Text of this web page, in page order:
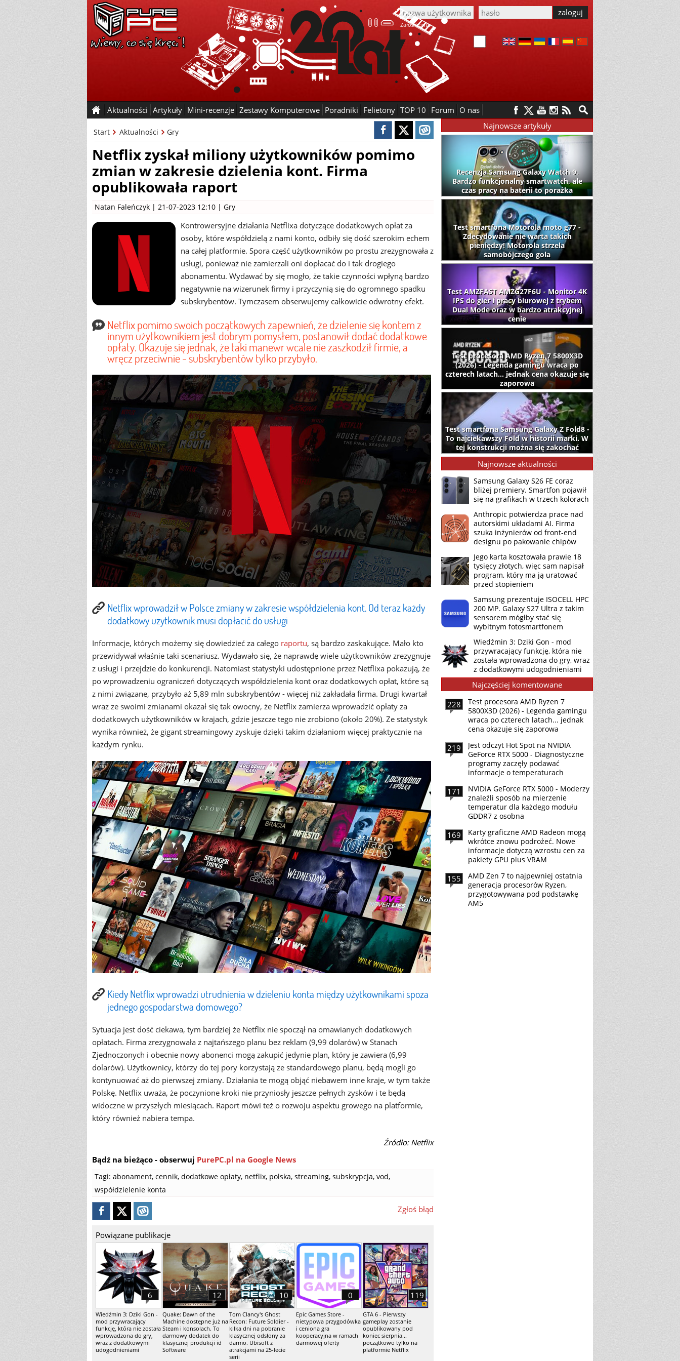
Załóż konto
Aktualności Artykuły Mini-recenzje Zestawy Komputerowe Poradniki Felietony TOP 10 Forum O nas
Start Aktualności Gry
Netflix zyskał miliony użytkowników pomimo
zmian w zakresie dzielenia kont. Firma
opublikowała raport
Natan Faleńczyk | 21-07-2023 12:10 | Gry
Kontrowersyjne działania Netflixa dotyczące dodatkowych opłat za
osoby, które współdzielą z nami konto, odbiły się dość szerokim echem
na całej platformie. Spora część użytkowników po prostu zrezygnowała z
usługi, ponieważ nie zamierzali oni dopłacać do i tak drogiego
abonamentu. Wydawać by się mogło, że takie czynności wpłyną bardzo
negatywnie na wizerunek firmy i przyczynią się do ogromnego spadku
subskrybentów. Tymczasem obserwujemy całkowicie odwrotny efekt.
Netflix pomimo swoich początkowych zapewnień, że dzielenie się kontem z
innym użytkownikiem jest dobrym pomysłem, postanowił dodać dodatkowe
opłaty. Okazuje się jednak, że taki manewr wcale nie zaszkodził firmie, a
wręcz przeciwnie - subskrybentów tylko przybyło.
Netflix wprowadził w Polsce zmiany w zakresie współdzielenia kont. Od teraz każdy
dodatkowy użytkownik musi dopłacić do usługi
Informacje, których możemy się dowiedzieć za całego raportu, są bardzo zaskakujące. Mało kto
przewidywał właśnie taki scenariusz. Wydawało się, że naprawdę wiele użytkowników zrezygnuje
z usługi i przejdzie do konkurencji. Natomiast statystyki udostępnione przez Netflixa pokazują, że
po wprowadzeniu ograniczeń dotyczących współdzielenia kont oraz dodatkowych opłat, które są
z nimi związane, przybyło aż 5,89 mln subskrybentów - więcej niż zakładała firma. Drugi kwartał
wraz ze swoimi zmianami okazał się tak owocny, że Netflix zamierza wprowadzić opłaty za
dodatkowych użytkowników w krajach, gdzie jeszcze tego nie zrobiono (około 20%). Ze statystyk
wynika również, że gigant streamingowy zyskuje dzięki takim działaniom więcej praktycznie na
każdym rynku.
Kiedy Netflix wprowadzi utrudnienia w dzieleniu konta między użytkownikami spoza
jednego gospodarstwa domowego?
Sytuacja jest dość ciekawa, tym bardziej że Netflix nie spoczął na omawianych dodatkowych
opłatach. Firma zrezygnowała z najtańszego planu bez reklam (9,99 dolarów) w Stanach
Zjednoczonych i obecnie nowy abonenci mogą zakupić jedynie plan, który je zawiera (6,99
dolarów). Użytkownicy, którzy do tej pory korzystają ze standardowego planu, będą mogli go
kontynuować aż do pierwszej zmiany. Działania te mogą objąć niebawem inne kraje, w tym także
Polskę. Netflix uważa, że poczynione kroki nie przyniosły jeszcze pełnych zysków i te będą
widoczne w przyszłych miesiącach. Raport mówi też o rozwoju aspektu growego na platformie,
który również nabiera tempa.
Źródło: Netflix
Bądź na bieżąco - obserwuj PurePC.pl na Google News
Tagi: abonament, cennik, dodatkowe opłaty, netflix, polska, streaming, subskrypcja, vod,
współdzielenie konta
Zgłoś błąd
Powiązane publikacje
Wiedźmin 3: Dziki Gon -
mod przywracający
funkcję, która nie została
wprowadzona do gry,
wraz z dodatkowymi
udogodnieniami
6
Quake: Dawn of the
Machine dostępne już na
Steam i konsolach. To
darmowy dodatek do
klasycznej produkcji id
Software
12
Tom Clancy's Ghost
Recon: Future Soldier -
kilka dni na pobranie
klasycznej odsłony za
darmo. Ubisoft z
atrakcjami na 25-lecie
serii
10
Epic Games Store -
nietypowa przygodówka
i ceniona gra
kooperacyjna w ramach
darmowej oferty
0
GTA 6 - Pierwszy
gameplay zostanie
opublikowany pod
koniec sierpnia...
początkowo tylko na
platformie Netflix
119
Najnowsze artykuły
Recenzja Samsung Galaxy Watch 9.
Bardzo funkcjonalny smartwatch, ale
czas pracy na baterii to porażka
Test smartfona Motorola moto g77 -
Zdecydowanie nie warta takich
pieniędzy! Motorola strzela
samobójczego gola
Test AMZFAST AMZG27F6U - Monitor 4K
IPS do gier i pracy biurowej z trybem
Dual Mode oraz w bardzo atrakcyjnej
cenie
Test procesora AMD Ryzen 7 5800X3D
(2026) - Legenda gamingu wraca po
czterech latach... jednak cena okazuje się
zaporowa
Test smartfona Samsung Galaxy Z Fold8 -
To najciekawszy Fold w historii marki. W
tej konstrukcji można się zakochać
Najnowsze aktualności
Samsung Galaxy S26 FE coraz
bliżej premiery. Smartfon pojawił
się na grafikach w trzech kolorach
Anthropic potwierdza prace nad
autorskimi układami AI. Firma
szuka inżynierów od front-end
designu po pakowanie chipów
Jego karta kosztowała prawie 18
tysięcy złotych, więc sam napisał
program, który ma ją uratować
przed stopieniem
Samsung prezentuje ISOCELL HPC
200 MP. Galaxy S27 Ultra z takim
sensorem mógłby stać się
wybitnym fotosmartfonem
Wiedźmin 3: Dziki Gon - mod
przywracający funkcję, która nie
została wprowadzona do gry, wraz
z dodatkowymi udogodnieniami
Najczęściej komentowane
228
Test procesora AMD Ryzen 7
5800X3D (2026) - Legenda gamingu
wraca po czterech latach... jednak
cena okazuje się zaporowa
219
Jest odczyt Hot Spot na NVIDIA
GeForce RTX 5000 - Diagnostyczne
programy zaczęły podawać
informacje o temperaturach
171
NVIDIA GeForce RTX 5000 - Moderzy
znaleźli sposób na mierzenie
temperatur dla każdego modułu
GDDR7 z osobna
169
Karty graficzne AMD Radeon mogą
wkrótce znowu podrożeć. Nowe
informacje dotyczą wzrostu cen za
pakiety GPU plus VRAM
155
AMD Zen 7 to najpewniej ostatnia
generacja procesorów Ryzen,
przygotowywana pod podstawkę
AM5